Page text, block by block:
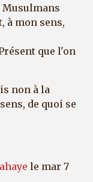
Musulmans
à mon sens,
que l'on
non à la
de quoi se
le mar 7